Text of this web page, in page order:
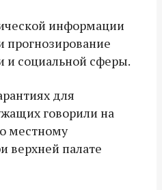
информации
прогнозирование
и социальной сферы.
для
говорили на
местному
верхней палате